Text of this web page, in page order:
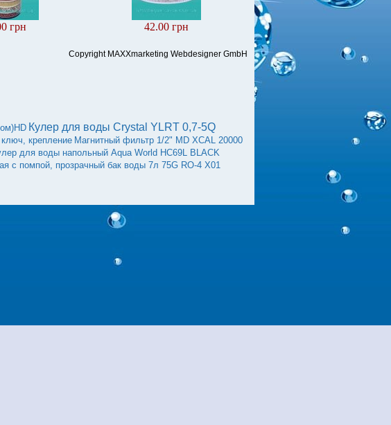
грн 42.00 грн
Copyright MAXXmarketing Webdesigner GmbH
Кулер для воды Crystal YLRT 0,7-5Q
крепление Магнитный фильтр 1/2" MD XCAL 20000
для воды напольный Aqua World HC69L BLACK
с помпой, прозрачный бак воды 7л 75G RO-4 X01